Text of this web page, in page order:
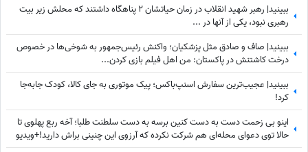
ببینید| رهبر شهید انقلاب در زمان حیاتشان 2 پناهگاه داشتند که محلش زیر بیت
رهبری نبود، یکی از آنها در ...
ببینید| صاف و صادق مثل پزشکیان؛ واکنش رئیس‌جمهور به شوخی‌ها در خصوص
درخت کاشتنش در پاکستان: من اهل فیلم بازی کردن...
ببینید| عجیب‌ترین سفارش اسنپ‌باکس؛ پیک موتوری به جای کالا، کودک جابه‌جا
کرد!
اینو بی زحمت دست به دست کنین برسه به دست سلطنت طلبا؛ آخه ربع پهلوی تا
حالا توی دعوای محله‌ای هم شرکت نکرده که آرزوی این چنینی براش دارید!+ویدیو